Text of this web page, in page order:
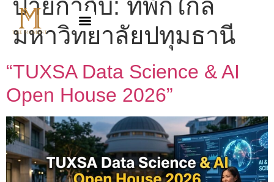
ป้ายกำกับ: ที่พักใกล้
มหาวิทยาลัยปทุมธานี
“TUXSA Data Science & AI
Open House 2026”